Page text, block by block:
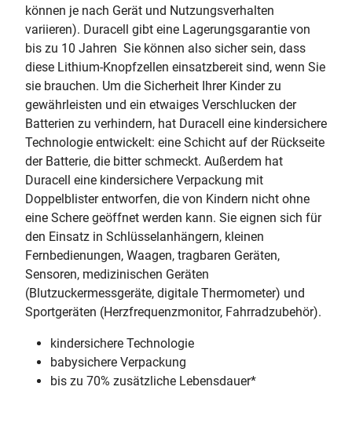
können je nach Gerät und Nutzungsverhalten
variieren). Duracell gibt eine Lagerungsgarantie von
bis zu 10 Jahren  Sie können also sicher sein, dass
diese Lithium-Knopfzellen einsatzbereit sind, wenn Sie
sie brauchen. Um die Sicherheit Ihrer Kinder zu
gewährleisten und ein etwaiges Verschlucken der
Batterien zu verhindern, hat Duracell eine kindersichere
Technologie entwickelt: eine Schicht auf der Rückseite
der Batterie, die bitter schmeckt. Außerdem hat
Duracell eine kindersichere Verpackung mit
Doppelblister entworfen, die von Kindern nicht ohne
eine Schere geöffnet werden kann. Sie eignen sich für
den Einsatz in Schlüsselanhängern, kleinen
Fernbedienungen, Waagen, tragbaren Geräten,
Sensoren, medizinischen Geräten
(Blutzuckermessgeräte, digitale Thermometer) und
Sportgeräten (Herzfrequenzmonitor, Fahrradzubehör).
kindersichere Technologie
babysichere Verpackung
bis zu 70% zusätzliche Lebensdauer*